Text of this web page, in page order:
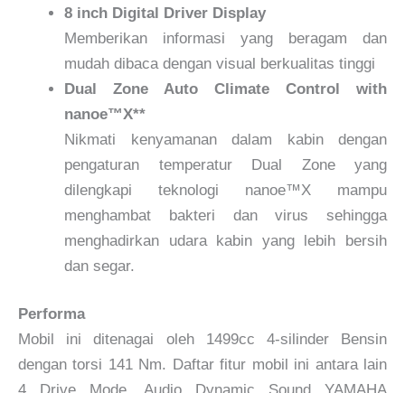
8 inch Digital Driver Display
Memberikan informasi yang beragam dan
mudah dibaca dengan visual berkualitas tinggi
Dual Zone Auto Climate Control with
nanoe™X**
Nikmati kenyamanan dalam kabin dengan
pengaturan temperatur Dual Zone yang
dilengkapi teknologi nanoe™X mampu
menghambat bakteri dan virus sehingga
menghadirkan udara kabin yang lebih bersih
dan segar.
Performa
Mobil ini ditenagai oleh 1499cc 4-silinder Bensin
dengan torsi 141 Nm. Daftar fitur mobil ini antara lain